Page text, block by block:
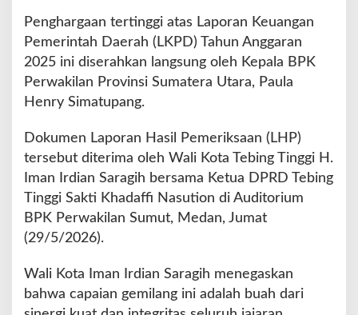
a
l
i
B
e
r
u
r
t
-
t
u
t
Penghargaan tertinggi atas Laporan Keuangan
Pemerintah Daerah (LKPD) Tahun Anggaran
2025 ini diserahkan langsung oleh Kepala BPK
Perwakilan Provinsi Sumatera Utara, Paula
Henry Simatupang.
Dokumen Laporan Hasil Pemeriksaan (LHP)
tersebut diterima oleh Wali Kota Tebing Tinggi H.
Iman Irdian Saragih bersama Ketua DPRD Tebing
Tinggi Sakti Khadaffi Nasution di Auditorium
BPK Perwakilan Sumut, Medan, Jumat
(29/5/2026).
Wali Kota Iman Irdian Saragih menegaskan
bahwa capaian gemilang ini adalah buah dari